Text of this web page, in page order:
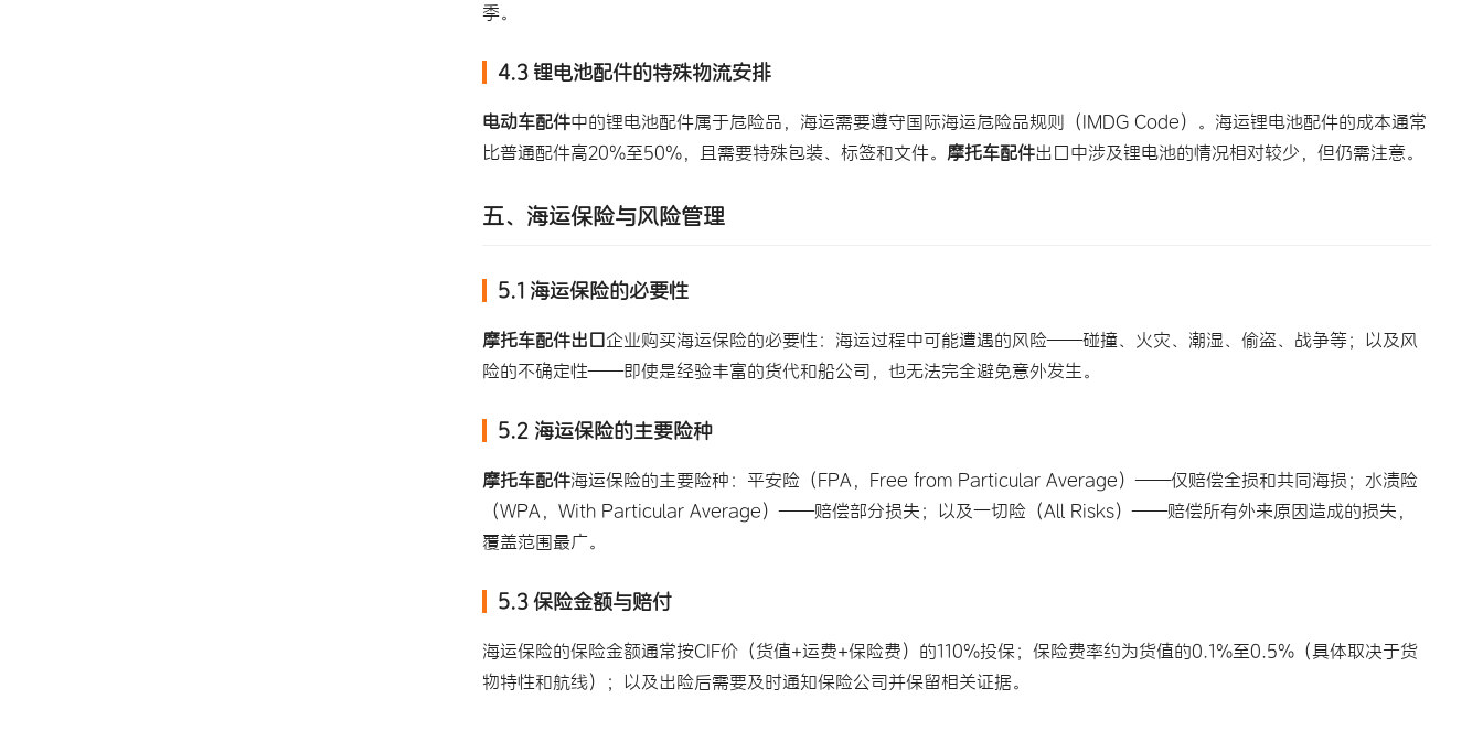
季。
4.3 锂电池配件的特殊物流安排
电动车配件中的锂电池配件属于危险品，海运需要遵守国际海运危险品规则（IMDG Code）。海运锂电池配件的成本通常
比普通配件高20%至50%，且需要特殊包装、标签和文件。 摩托车配件出口中涉及锂电池的情况相对较少，但仍需注意。
五、 海运保险与风险管理
5.1 海运保险的必要性
摩托车配件出口企业购买海运保险的必要性：海运过程中可能遭遇的风险——碰撞、火灾、潮湿、偷盗、战争等；以及风
险的不确定性——即使是经验丰富的货代和船公司，也无法完全避免意外发生。
5.2 海运保险的主要险种
摩托车配件海运保险的主要险种：平安险（FPA，Free from Particular Average）——仅赔偿全损和共同海损；水渍险
（WPA，With Particular Average）——赔偿部分损失；以及一切险（All Risks）——赔偿所有外来原因造成的损失，
覆盖范围最广。
5.3 保险金额与赔付
海运保险的保险金额通常按CIF价（货值+运费+保险费）的110%投保；保险费率约为货值的0.1%至0.5%（具体取决于货
物特性和航线）；以及出险后需要及时通知保险公司并保留相关证据。